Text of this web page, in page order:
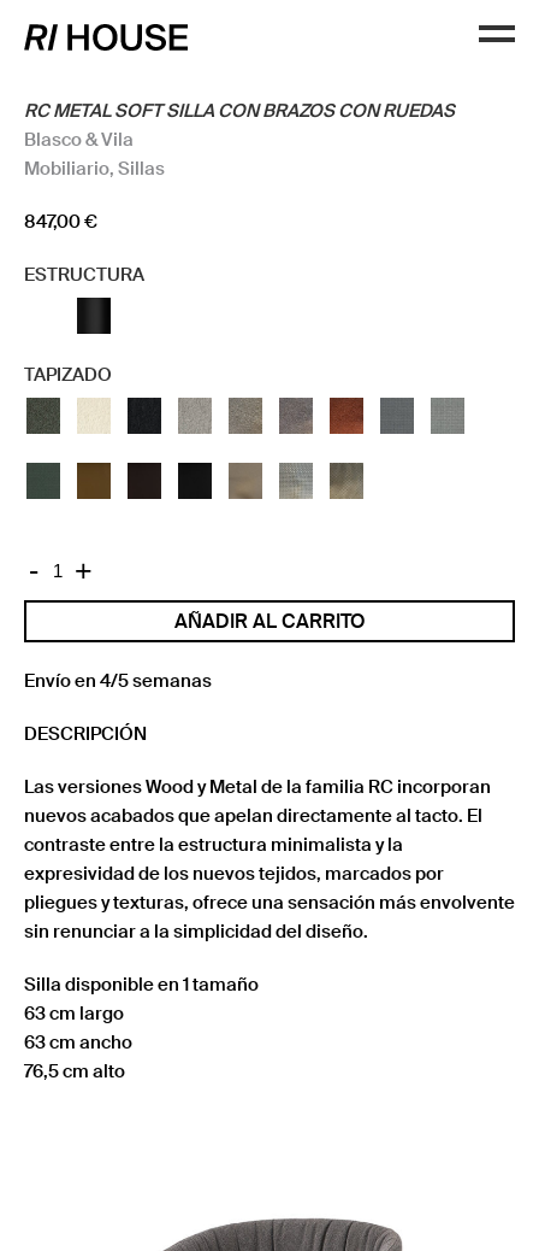
RC METAL SOFT SILLA CON BRAZOS CON RUEDAS
Blasco & Vila
Mobiliario, Sillas
847,00€
ESTRUCTURA
TAPIZADO
-
RC
SILLA
CON
CON
cantidad
+
AÑADIR AL CARRITO
Envío en 4/5 semanas
DESCRIPCIÓN
Las versiones Wood y Metal de la familia RC incorporan
nuevos acabados que apelan directamente al tacto. El
contraste entre la estructura minimalista y la
expresividad de los nuevos tejidos, marcados por
pliegues y texturas, ofrece una sensación más envolvente
sin renunciar a la simplicidad del diseño.
Silla disponible en 1 tamaño
63 cm largo
63 cm ancho
76,5 cm alto